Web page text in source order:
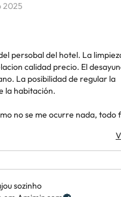
2025
persobal del hotel. La
calidad precio. El
La posibilidad de regular la
la habitación.
no se me ocurre nada, todo
sozinho